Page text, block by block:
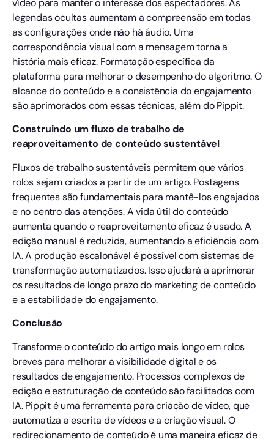
vídeo para manter o interesse dos espectadores. As
legendas ocultas aumentam a compreensão em todas
as configurações onde não há áudio. Uma
correspondência visual com a mensagem torna a
história mais eficaz. Formatação específica da
plataforma para melhorar o desempenho do algoritmo. O
alcance do conteúdo e a consistência do engajamento
são aprimorados com essas técnicas, além do Pippit.
Construindo um fluxo de trabalho de
reaproveitamento de conteúdo sustentável
Fluxos de trabalho sustentáveis permitem que vários
rolos sejam criados a partir de um artigo. Postagens
frequentes são fundamentais para mantê-los engajados
e no centro das atenções. A vida útil do conteúdo
aumenta quando o reaproveitamento eficaz é usado. A
edição manual é reduzida, aumentando a eficiência com
IA. A produção escalonável é possível com sistemas de
transformação automatizados. Isso ajudará a aprimorar
os resultados de longo prazo do marketing de conteúdo
e a estabilidade do engajamento.
Conclusão
Transforme o conteúdo do artigo mais longo em rolos
breves para melhorar a visibilidade digital e os
resultados de engajamento. Processos complexos de
edição e estruturação de conteúdo são facilitados com
IA. Pippit é uma ferramenta para criação de vídeo, que
automatiza a escrita de vídeos e a criação visual. O
redirecionamento de conteúdo é uma maneira eficaz de